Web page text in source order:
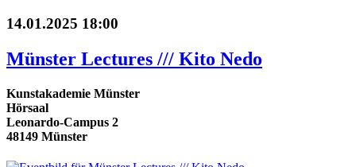
14.01.2025 18:00
Münster Lectures /// Kito Nedo
Kunstakademie Münster
Hörsaal
Leonardo-Campus 2
48149 Münster